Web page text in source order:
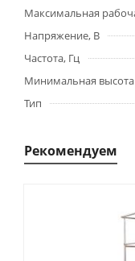
Максимальная
Напряжение, В
Частота, Гц
Минимальная
Тип
Рекомендуем